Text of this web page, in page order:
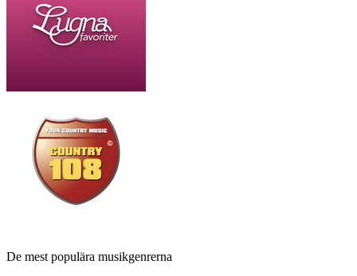
De mest populära musikgenrerna